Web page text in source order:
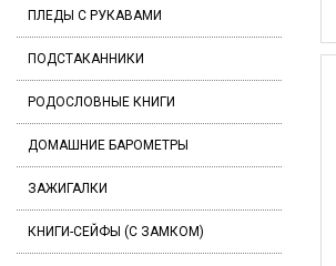
ПЛЕДЫ С РУКАВАМИ
ПОДСТАКАННИКИ
РОДОСЛОВНЫЕ КНИГИ
ДОМАШНИЕ БАРОМЕТРЫ
ЗАЖИГАЛКИ
КНИГИ-СЕЙФЫ (С ЗАМКОМ)